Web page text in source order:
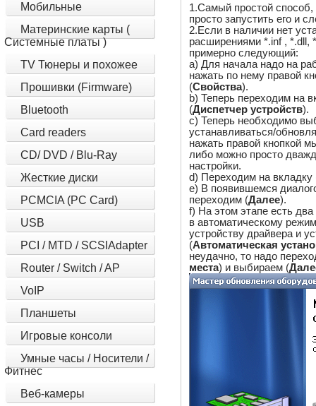
Мобильные
Материнские карты (
Системные платы )
TV Тюнеры и похожее
Прошивки (Firmware)
Bluetooth
Card readers
CD/ DVD / Blu-Ray
Жесткие диски
PCMCIA (PC Card)
USB
PCI / MTD / SCSIAdapter
Router / Switch / AP
VoIP
Планшеты
Игровые консоли
Умные часы / Носители /
Фитнес
Веб-камеры
1.Самый простой
просто запустить его и
2.Если в наличии нет
расширениями *.inf , *.dll,
примерно следующий:
a) Для начала надо на
нажать по нему правой
(Свойства).
b) Теперь переходим на
(Диспетчер устройств).
c) Теперь необходимо
устанавливаться/
нажать правой кнопкой
либо можно просто
настройки.
d) Переходим на вкладку
e) В появившемся
переходим (Далее).
f) На этом этапе есть
в автоматическому
устройству драйвера и
(Автоматическая
неудачно, то надо
места) и выбираем (